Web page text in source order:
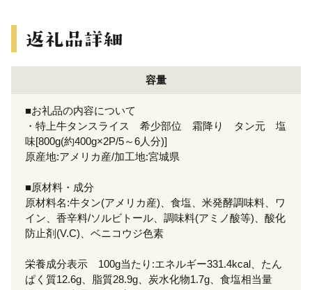
容量
■お礼品の内容について
・特上牛タンスライス 希少部位 霜降り タン元 塩
味[800g(約400g×2P/5～6人分)]
原産地:アメリカ産/加工地:宮城県
■原材料・成分
原材料名:牛タン(アメリカ産)、食塩、米発酵調味料、ワ
イン、香辛料/ソルビトール、調味料(アミノ酸等)、酸化
防止剤(V.C)、ベニコウジ色素
栄養成分表示 100g当たり:エネルギー331.4kcal、たん
ぱく質12.6g、脂質28.9g、炭水化物1.7g、食塩相当量